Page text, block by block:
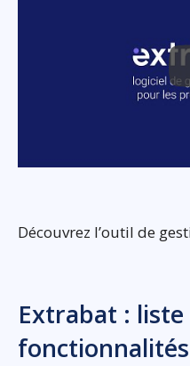
Découvrez l’outil de
Extrabat : liste